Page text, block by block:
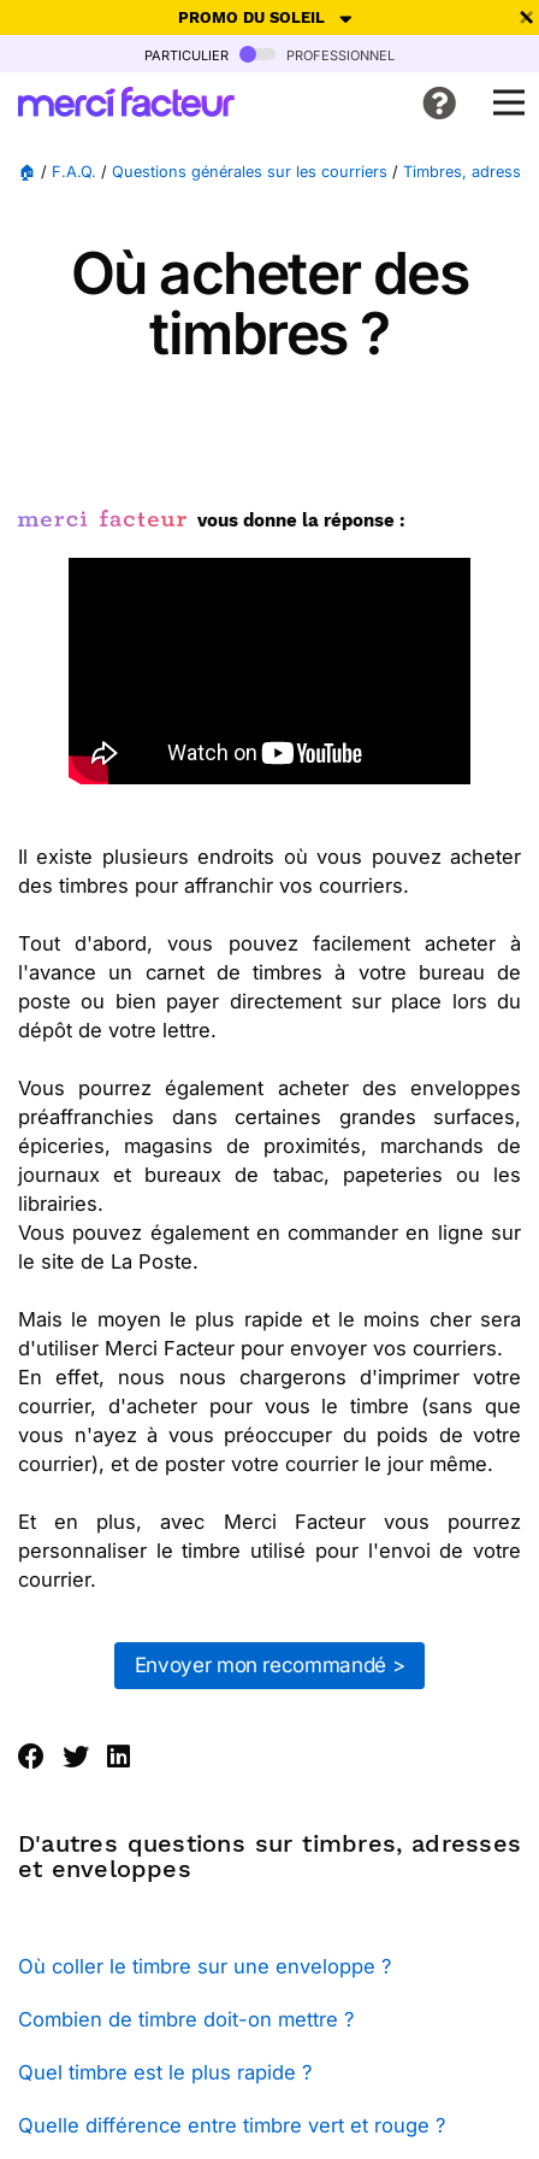
PROMO DU SOLEIL
-30% de réduction avec le code SUMMER26pour envoyer des
particulier professionnel
🏠 / F.A.Q. / Questions générales sur les courriers / Timbres,
Où acheter des
timbres ?
vous donne la réponse :
Il existe plusieurs endroits où vous pouvez acheter
des timbres pour affranchir vos courriers.
Tout d'abord, vous pouvez facilement acheter à
l'avance un carnet de timbres à votre bureau de
poste ou bien payer directement sur place lors du
dépôt de votre lettre.
Vous pourrez également acheter des enveloppes
préaffranchies dans certaines grandes surfaces,
épiceries, magasins de proximités, marchands de
journaux et bureaux de tabac, papeteries ou les
librairies.
Vous pouvez également en commander en ligne sur
le site de La Poste.
Mais le moyen le plus rapide et le moins cher sera
d'utiliser Merci Facteur pour envoyer vos courriers.
En effet, nous nous chargerons d'imprimer votre
courrier, d'acheter pour vous le timbre (sans que
vous n'ayez à vous préoccuper du poids de votre
courrier), et de poster votre courrier le jour même.
Et en plus, avec Merci Facteur vous pourrez
personnaliser le timbre utilisé pour l'envoi de votre
courrier.
Envoyer mon recommandé >
D'autres questions sur timbres, adresses
et enveloppes
Où coller le timbre sur une enveloppe ?
Combien de timbre doit-on mettre ?
Quel timbre est le plus rapide ?
Quelle différence entre timbre vert et rouge ?